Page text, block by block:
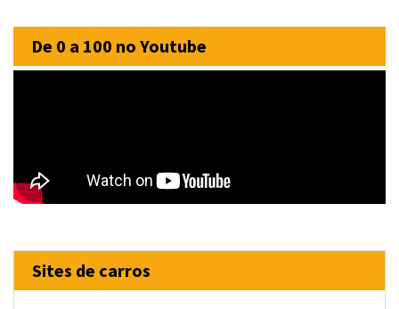
De 0 a 100 no Youtube
Sites de carros